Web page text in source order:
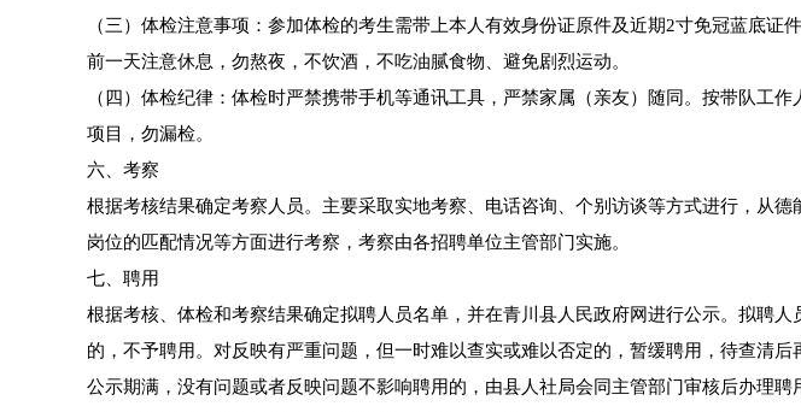
（三）体检注意事项：参加体检的考生需带上本人有效身份证原件及近期2寸免冠蓝底
前一天注意休息，勿熬夜，不饮酒，不吃油腻食物、避免剧烈运动。
（四）体检纪律：体检时严禁携带手机等通讯工具，严禁家属（亲友）随同。按带队工
项目，勿漏检。
六、考察
根据考核结果确定考察人员。主要采取实地考察、电话咨询、个别访谈等方式进行，从
岗位的匹配情况等方面进行考察，考察由各招聘单位主管部门实施。
七、聘用
根据考核、体检和考察结果确定拟聘人员名单，并在青川县人民政府网进行公示。拟聘
的，不予聘用。对反映有严重问题，但一时难以查实或难以否定的，暂缓聘用，待查清后
公示期满，没有问题或者反映问题不影响聘用的，由县人社局会同主管部门审核后办理聘